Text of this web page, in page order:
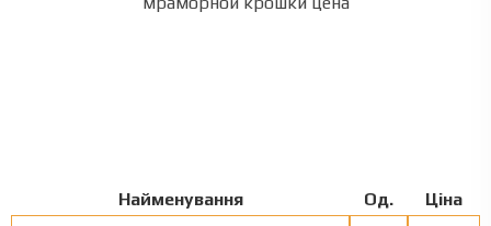
Найменування Од.
Ціна